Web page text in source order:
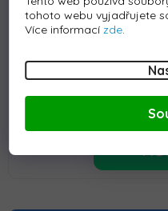
tohoto webu vyjadřujete
Více informací zde
Servisní práce
Na